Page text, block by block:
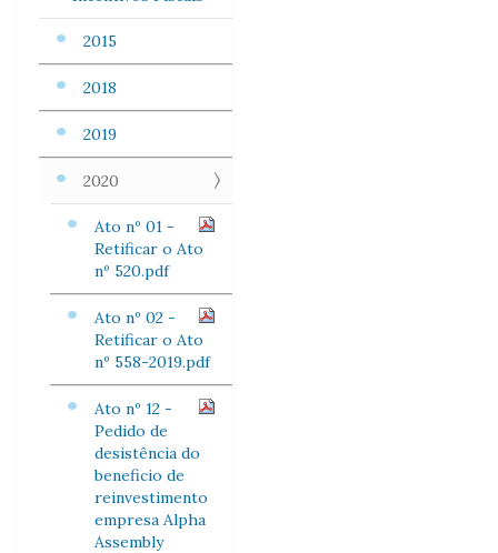
2015
2018
2019
2020
Ato nº 01 -
Retificar o Ato
nº 520.pdf
Ato nº 02 -
Retificar o Ato
nº 558-2019.pdf
Ato nº 12 -
Pedido de
desistência do
beneficio de
reinvestimento
empresa Alpha
Assembly